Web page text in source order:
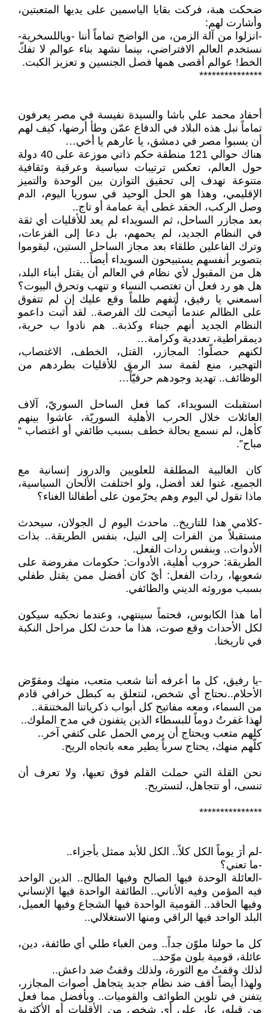
ضحكت هبة، فركت بقايا الياسمين على يديها المتعبتين،
وأشارت لهم:
-انزلوا من آلة الزمن، من الواضح تماماً أننا -وياللسخرية-
نستخدم العالم الافتراضي، بينما نشهد بناء عوالم لا تفكّ
الخط! عوالم أقصى همها فصل الجنسين و تعزيز الكبت.
***************
أحفاد محمد علي باشا والسيدة نفيسة في مصر يعرفون
تماماً نبل هذه البلاد في الدفاع عمّن وطأ أرضها، كيف لهم
أن يسبوا مصر في دمشق، يا عارهم يا أخي…
هناك حوالي 121 منطقة حكم ذاتي موزعة على 40 دولة
حول العالم، تعكس ترتيبات سياسية وعرقية وثقافية
متنوعة تهدف إلى تحقيق التوازن بين الوحدة والتميز
الإقليمي، وهذا هو الحل الوحيد في سوريا اليوم، الدم
وصل الركب، الحقد غطى أية عمامة أو تاج..
بعد مجازر الساحل، ثم السويداء لم يعد للأقليات أي ثقة
في النظام الجديد، لم يحمهم، بل دعا إلى الفزعات،
وترك الفاعلين طلقاء بعد مجاز الساحل الستين، ليقوموا
بتصوير أنفسهم يستبيحون السويداء أيضاً…
هل من المقبول لأي نظام في العالم أن يقتل أبناء البلد،
هل هو رد فعل أن تغتصب النساء و تنهب وتحرق البيوت؟
اسمعني يا رفيق، أتفهم ظلماً وقع عليك إن لم تتفوق
على الظالم عندما أُتيحت لك الفرصة.. لقد أثبت داعمو
النظام الجديد أنهم جبناء وكذبة.. هم نادوا ب حرية،
ديمقراطية، تعددية وكرامة…
لكنهم حصلّوا: المجازر، القتل، الخطف، الاغتصاب،
التهجير، منع لقمة سد الرمق للأقليات بطردهم من
الوظائف.. تهديد وجودهم حرفيّاً…
استقبلت السويداء، كما فعل الساحل السوريّ، آلاف
العائلات خلال الحرب الأهلية السوريّة، عاشوا بينهم
كأهل، لم نسمع بحالة خطف بسبب طائفي أو اغتصاب “
مباح”.
كان الغالبية المطلقة للعلويين والدروز إنسانية مع
الجميع، غنوا لغد أفضل، ولو اختلفت الألحان السياسية،
ماذا تقول لي اليوم وهم يحرّمون على أطفالنا الغناء؟
-كلامي هذا للتاريخ.. ماحدث اليوم ل الجولان، سيحدث
مستقبلاً من الفرات إلى النيل، بنفس الطريقة.. بذات
الأدوات.. وبنفس ردات الفعل.
الطريقة: حروب أهلية، الأدوات: حكومات مفروضة على
شعوبها، ردات الفعل: أيّ كان أفضل ممن يقتل طفلي
بسبب موروثه الديني والطائفي.
أما هذا الكابوس، فحتماً سينتهي، وعندما نحكيه سيكون
لكل الأحداث وقع صوت، هذا ما حدث لكل مراحل النكبة
في تاريخنا.
-يا رفيق، كل ما أعرفه أننا شعب متعب، منهك ومقوّض
الأحلام..نحتاج أي شخص، لنتعلق به كبطل خرافي قادم
من السماء، ومعه مفاتيح كل أبواب ذكرياتنا المختنقة..
لهذا غفرتُ دوماً للبسطاء الذين يتفنون في مدح الملوك..
كلهم متعب ويحتاج أن يرمي الحمل على كتفي آخر..
كلّهم منهك، يحتاج سرباً يطير معه باتجاه الريح.
نحن القلة التي حملت القلم فوق تعبها، ولا تعرف أن
تنسى، أو تتجاهل، لتستريح.
***************
-لم أرَ يوماً الكل كلاً.. الكل للأبد ممثل بأجزاء..
-ما تعني؟
-العائلة الوحدة فيها الصالح وفيها الطالح.. الدين الواحد
فيه المؤمن وفيه الأناني.. الطائفة الواحدة فيها الإنساني
وفيها الحاقد.. القومية الواحدة فيها الشجاع وفيها العميل،
البلد الواحد فيها الراقي ومنها الاستغلالي..
كل ما حولنا ملوّن جداً.. ومن الغباء طلي أي طائفة، دين،
عائلة، قومية بلون موّحد..
لذلك وقفتُ مع الثورة، ولذلك وقفتُ ضد داعش..
ولهذا أيضاً أقف ضد نظام جديد يتجاهل أصوات المجازر،
يتفنن في تلوين الطوائف والقوميات.. وبأفضل مما فعل
من قبله، عار على أي شخص من الأقليات أو الأكثرية